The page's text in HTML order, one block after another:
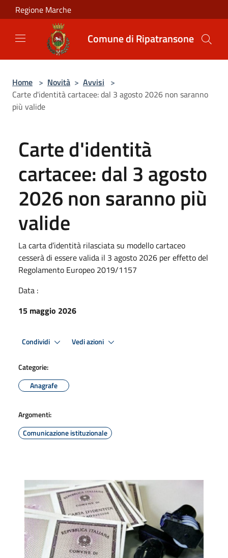
Salta al contenuto principale
Regione Marche
Comune di Ripatransone
Home > Novità > Avvisi >
Carte d'identità cartacee: dal 3 agosto 2026 non saranno
più valide
Carte d'identità
cartacee: dal 3 agosto
2026 non saranno più
valide
La carta d’identità rilasciata su modello cartaceo
cesserà di essere valida il 3 agosto 2026 per effetto del
Regolamento Europeo 2019/1157
Data :
15 maggio 2026
Condividi Vedi azioni
Categorie:
Anagrafe
Argomenti:
Comunicazione istituzionale